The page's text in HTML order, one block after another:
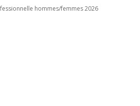
hommes/femmes 2026